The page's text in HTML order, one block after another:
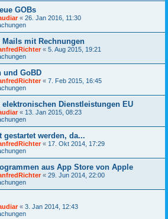
GOBs
« 26. Jan 2016, 11:30
mit Rechnungen
« 5. Aug 2015, 19:21
und GoBD
« 7. Feb 2015, 16:45
elektronischen Dienstleistungen EU
« 13. Jan 2015, 08:23
gestartet werden, da...
« 17. Okt 2014, 17:29
aus App Store von Apple
« 29. Jun 2014, 22:00
« 3. Jan 2014, 12:43